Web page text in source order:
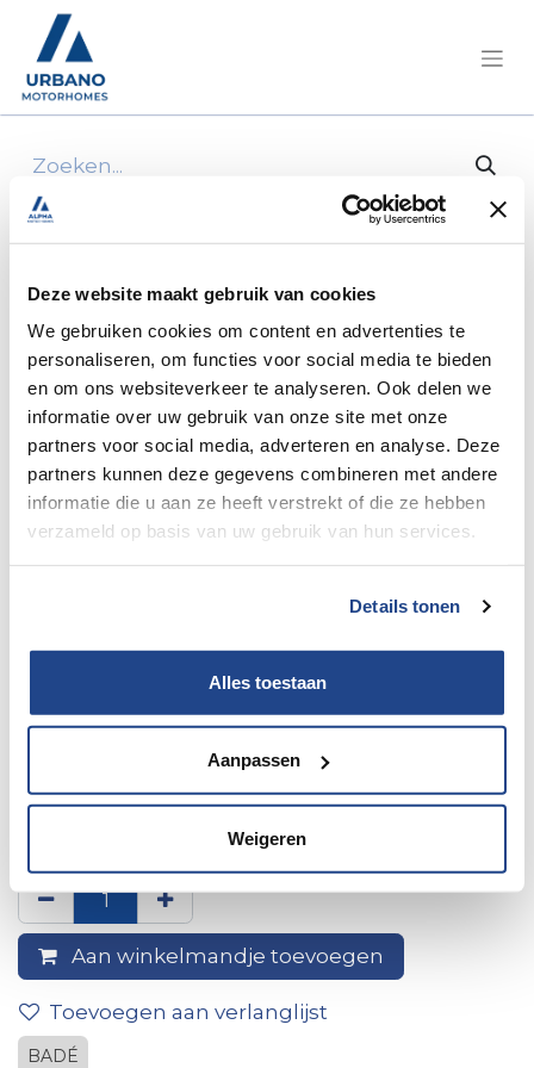
Deze website maakt gebruik van cookies
We gebruiken cookies om content en advertenties te
personaliseren, om functies voor social media te bieden
en om ons websiteverkeer te analyseren. Ook delen we
informatie over uw gebruik van onze site met onze
partners voor social media, adverteren en analyse. Deze
partners kunnen deze gegevens combineren met andere
informatie die u aan ze heeft verstrekt of die ze hebben
verzameld op basis van uw gebruik van hun services.
Details tonen
Alles toestaan
Aanpassen
Weigeren
Alle producten
12V power strip, surface-mounted, with cover
12V power strip, surface-
mounted, with cover
Aan winkelmandje toevoegen
Toevoegen aan verlanglijst
BADÉ